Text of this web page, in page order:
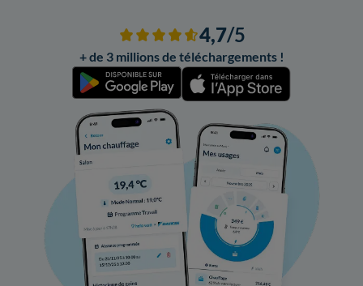
4,7/5
+ de 3 millions de téléchargements !